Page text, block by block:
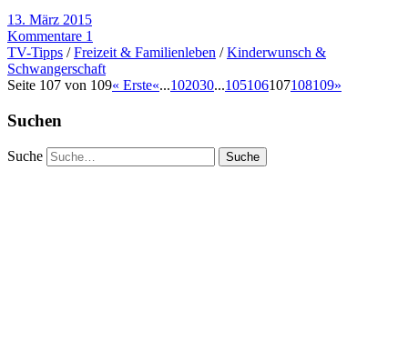
13. März 2015
Kommentare 1
TV-Tipps /Freizeit & Familienleben /Kinderwunsch &
Schwangerschaft
Seite 107 von 109« Erste«...102030...105106107108109»
Suchen
Suche